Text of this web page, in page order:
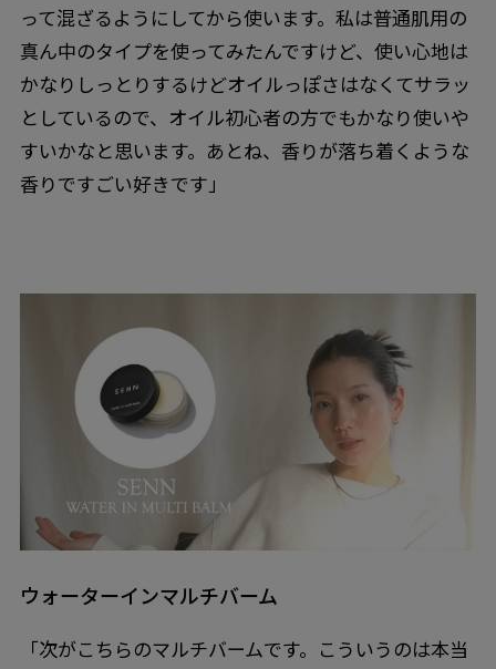
って混ざるようにしてから使います。私は普通肌用の
真ん中のタイプを使ってみたんですけど、使い心地は
かなりしっとりするけどオイルっぽさはなくてサラッ
としているので、オイル初心者の方でもかなり使いや
すいかなと思います。あとね、香りが落ち着くような
香りですごい好きです」
ウォーターインマルチバーム
「次がこちらのマルチバームです。こういうのは本当